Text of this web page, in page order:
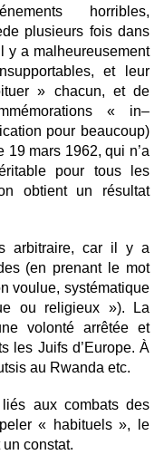
horribles,
plusieurs fois dans
y a malheureusement
et leur
» chacun, et de
« in–
pour beaucoup)
mars 1962, qui n’a
pour tous les
obtient un résultat
arbitraire, car il y a
(en prenant le mot
voulue, systématique
ou religieux »). La
volonté arrêtée et
les Juifs d’Europe. À
au Rwanda etc.
aux combats des
« habituels », le
constat.